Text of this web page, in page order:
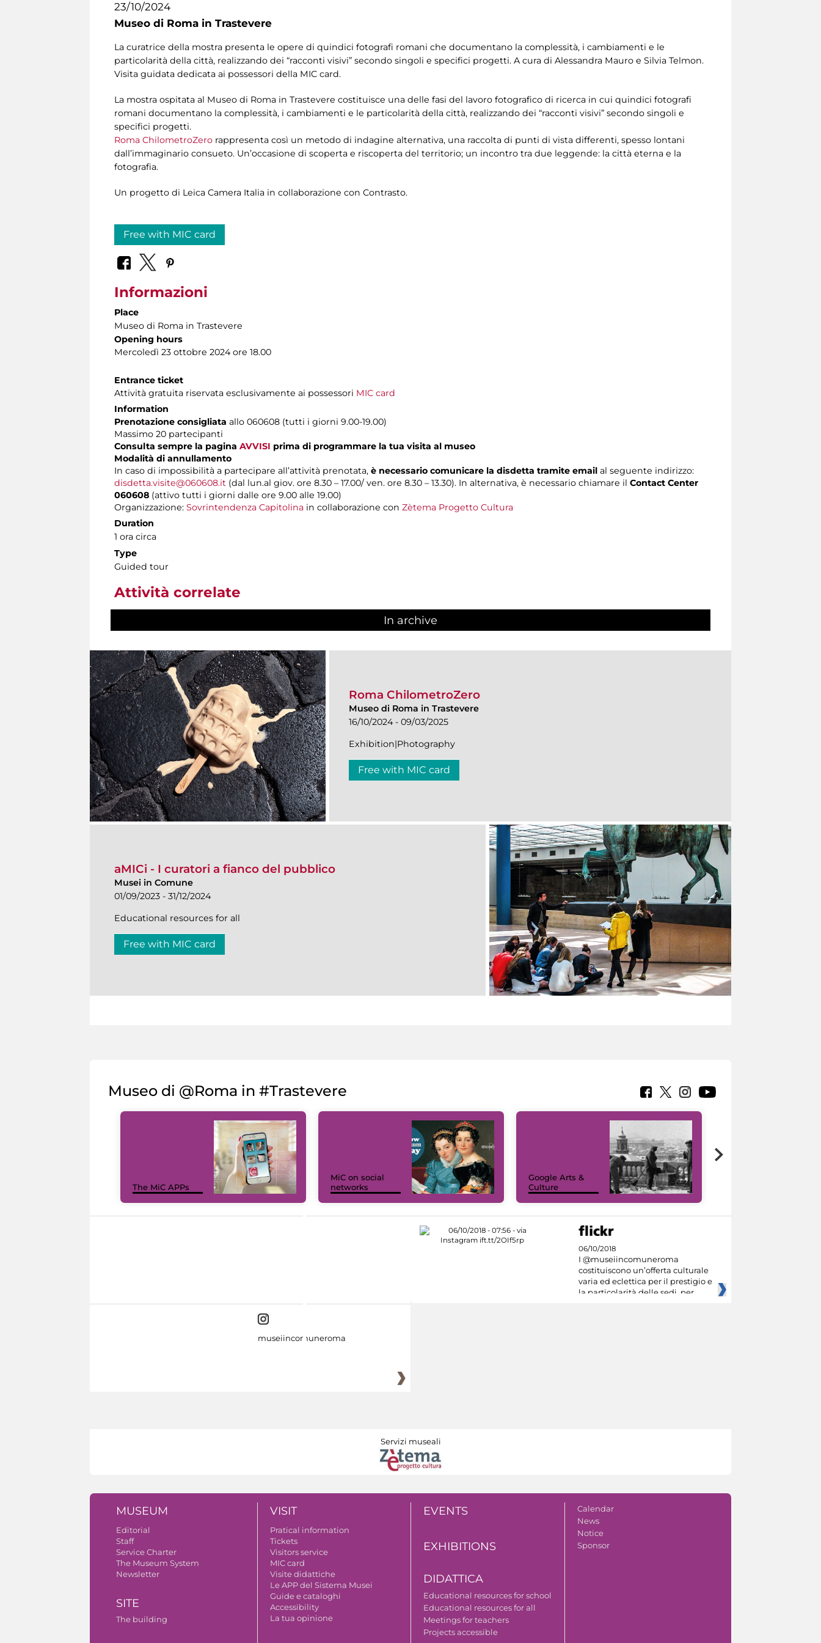
23/10/2024
Museo di Roma in Trastevere
La curatrice della mostra presenta le opere di quindici fotografi romani che documentano la complessità, i cambiamenti e le
particolarità della città, realizzando dei “racconti visivi” secondo singoli e specifici progetti. A cura di Alessandra Mauro e Silvia Telmon.
Visita guidata dedicata ai possessori della MIC card.
La mostra ospitata al Museo di Roma in Trastevere costituisce una delle fasi del lavoro fotografico di ricerca in cui quindici fotografi
romani documentano la complessità, i cambiamenti e le particolarità della città, realizzando dei “racconti visivi” secondo singoli e
specifici progetti.
Roma ChilometroZero rappresenta così un metodo di indagine alternativa, una raccolta di punti di vista differenti, spesso lontani
dall’immaginario consueto. Un’occasione di scoperta e riscoperta del territorio; un incontro tra due leggende: la città eterna e la
fotografia.
Un progetto di Leica Camera Italia in collaborazione con Contrasto.
Free with MIC card
Informazioni
Place
Museo di Roma in Trastevere
Opening hours
Mercoledì 23 ottobre 2024 ore 18.00
Entrance ticket
Attività gratuita riservata esclusivamente ai possessori MIC card
Information
Prenotazione consigliata allo 060608 (tutti i giorni 9.00-19.00)
Massimo 20 partecipanti
Consulta sempre la pagina AVVISI prima di programmare la tua visita al museo
Modalità di annullamento
In caso di impossibilità a partecipare all’attività prenotata, è necessario comunicare la disdetta tramite email al seguente indirizzo:
disdetta.visite@060608.it (dal lun.al giov. ore 8.30 – 17.00/ ven. ore 8.30 – 13.30). In alternativa, è necessario chiamare il Contact Center
060608 (attivo tutti i giorni dalle ore 9.00 alle 19.00)
Organizzazione: Sovrintendenza Capitolina in collaborazione con Zètema Progetto Cultura
Duration
1 ora circa
Type
Guided tour
Attività correlate
In archive
Roma ChilometroZero
Museo di Roma in Trastevere
16/10/2024 - 09/03/2025
Exhibition|Photography
Free with MIC card
aMICi - I curatori a fianco del pubblico
Musei in Comune
01/09/2023 - 31/12/2024
Educational resources for all
Free with MIC card
Museo di @Roma in #Trastevere
The MiC APPs
MiC on social
networks
Google Arts &
Culture
06/10/2018
I @museiincomuneroma
costituiscono un’offerta culturale
varia ed eclettica per il prestigio e
la particolarità delle sedi, per
museiincomuneroma
Servizi museali
MUSEUM
Editorial
Staff
Service Charter
The Museum System
Newsletter
SITE
The building
VISIT
Pratical information
Tickets
Visitors service
MIC card
Visite didattiche
Le APP del Sistema Musei
Guide e cataloghi
Accessibility
La tua opinione
EVENTS
EXHIBITIONS
DIDATTICA
Educational resources for school
Educational resources for all
Meetings for teachers
Projects accessible
Calendar
News
Notice
Sponsor